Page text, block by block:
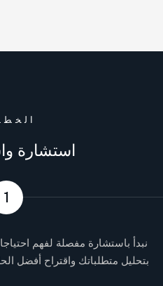
استشارة
1
نبدأ باستشارة مفصلة لفهم
بتحليل متطلباتك واقتراح أفضل